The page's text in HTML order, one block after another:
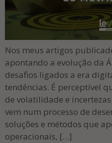
Nos meus artigos
apontando a evolução da
desafios ligados a era
tendências. É perceptível
de volatilidade e
vem num processo de
soluções e métodos que
operacionais, […]